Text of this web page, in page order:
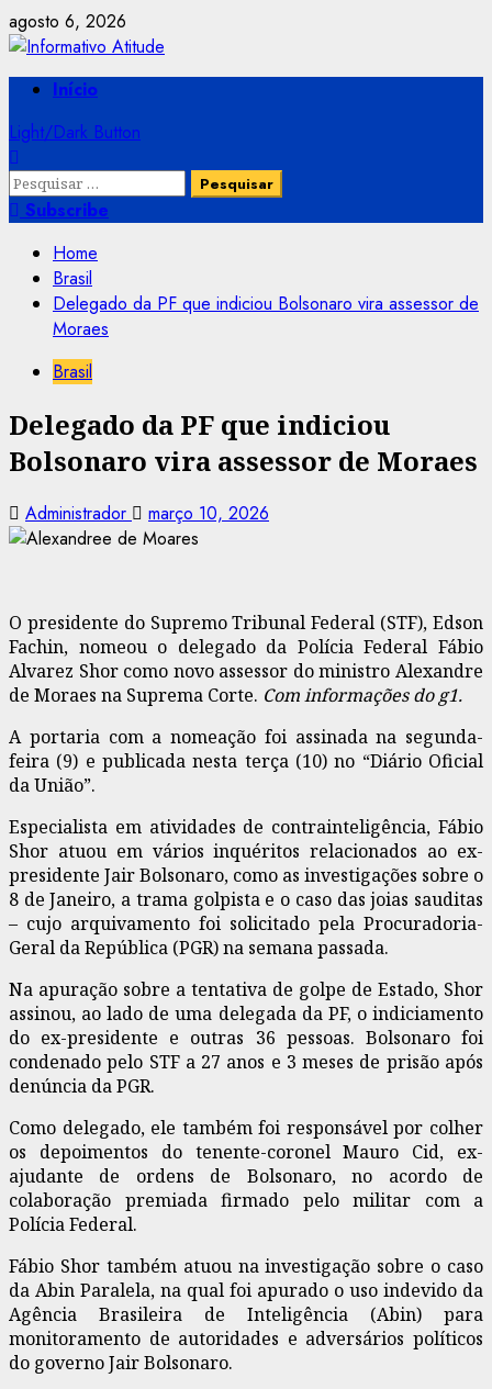
Skip
to
content
agosto 6, 2026
PrimaryInício
Light/Dark Button
Pesquisar
por:Subscribe
Home
Brasil
Delegado da PF que indiciou Bolsonaro vira assessor de
Moraes
Brasil
Delegado da PF que indiciou
Bolsonaro vira assessor de Moraes
Administrador março 10, 2026
O presidente do Supremo Tribunal Federal (STF), Edson
Fachin, nomeou o delegado da Polícia Federal Fábio
Alvarez Shor como novo assessor do ministro Alexandre
de Moraes na Suprema Corte. Com informações do g1.
A portaria com a nomeação foi assinada na segunda-
feira (9) e publicada nesta terça (10) no “Diário Oficial
da União”.
Especialista em atividades de contrainteligência, Fábio
Shor atuou em vários inquéritos relacionados ao ex-
presidente Jair Bolsonaro, como as investigações sobre o
8 de Janeiro, a trama golpista e o caso das joias sauditas
– cujo arquivamento foi solicitado pela Procuradoria-
Geral da República (PGR) na semana passada.
Na apuração sobre a tentativa de golpe de Estado, Shor
assinou, ao lado de uma delegada da PF, o indiciamento
do ex-presidente e outras 36 pessoas. Bolsonaro foi
condenado pelo STF a 27 anos e 3 meses de prisão após
denúncia da PGR.
Como delegado, ele também foi responsável por colher
os depoimentos do tenente-coronel Mauro Cid, ex-
ajudante de ordens de Bolsonaro, no acordo de
colaboração premiada firmado pelo militar com a
Polícia Federal.
Fábio Shor também atuou na investigação sobre o caso
da Abin Paralela, na qual foi apurado o uso indevido da
Agência Brasileira de Inteligência (Abin) para
monitoramento de autoridades e adversários políticos
do governo Jair Bolsonaro.